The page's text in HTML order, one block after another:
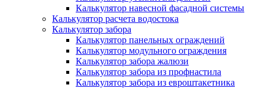
Калькулятор навесной фасадной системы
Калькулятор расчета водостока
Калькулятор забора
Калькулятор панельных ограждений
Калькулятор модульного ограждения
Калькулятор забора жалюзи
Калькулятор забора из профнастила
Калькулятор забора из евроштакетника